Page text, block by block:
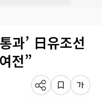
과’ 日유조선
전”